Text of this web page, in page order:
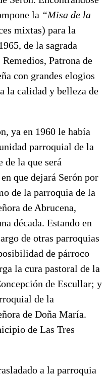
la “Misa de la
mixtas) para la
de la sagrada
Patrona de
con grandes elogios
la calidad y belleza de
ya en 1960 le había
parroquial de la
de la que será
que dejará Serón por
de la parroquia de la
de Abrucena,
década. Estando en
de otras parroquias
de párroco
la cura pastoral de la
de Escullar; y
de la
de Doña María.
de Las Tres
a la parroquia